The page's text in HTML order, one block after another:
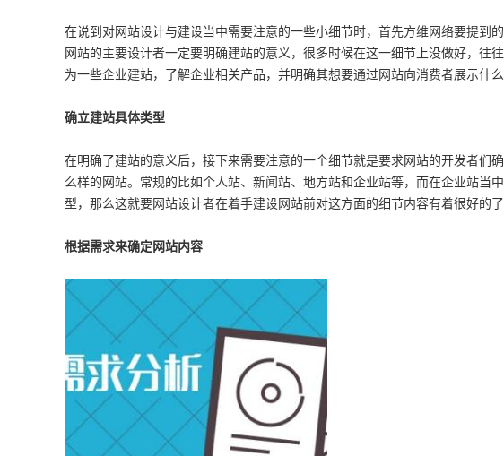
在说到对网站设计与建设当中需要注意的一些小细节时，首先方维网络要提到
网站的主要设计者一定要明确建站的意义，很多时候在这一细节上没做好，往
为一些企业建站，了解企业相关产品，并明确其想要通过网站向消费者展示什么
确立建站具体类型
在明确了建站的意义后，接下来需要注意的一个细节就是要求网站的开发者们
么样的网站。常规的比如个人站、新闻站、地方站和企业站等，而在企业站当
型，那么这就要网站设计者在着手建设网站前对这方面的细节内容有着很好的了
根据需求来确定网站内容